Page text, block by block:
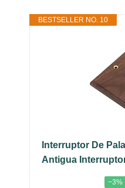
BESTSELLER NO. 10
Interruptor De
Antigua
−3%